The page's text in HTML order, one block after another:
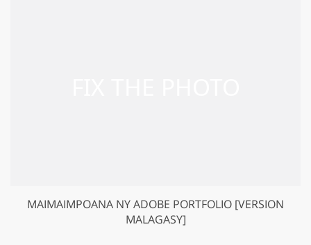
MAIMAIMPOANA NY ADOBE PORTFOLIO [VERSION
MALAGASY]